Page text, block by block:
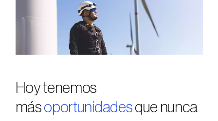
Hoy tenemos
másoportunidadesque nunca